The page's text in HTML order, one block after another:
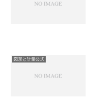
図形と計量公式